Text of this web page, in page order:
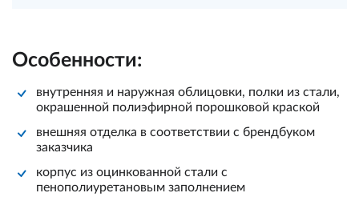
Особенности:
внутренняя и наружная облицовки, полки из стали,
окрашенной полиэфирной порошковой краской
внешняя отделка в соответствии с брендбуком
заказчика
корпус из оцинкованной стали с
пенополиуретановым заполнением